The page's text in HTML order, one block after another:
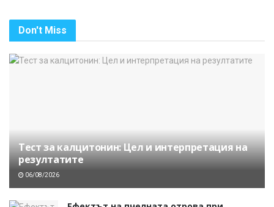
Don't Miss
Тест за калцитонин: Цел и интерпретация на
резултатите
06/08/2026